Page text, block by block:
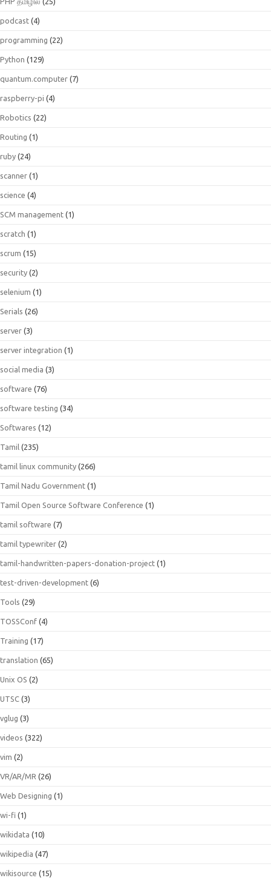
podcast (4)
programming (22)
Python (129)
quantum.computer (7)
raspberry-pi (4)
Robotics (22)
Routing (1)
ruby (24)
scanner (1)
science (4)
SCM management (1)
scratch (1)
scrum (15)
security (2)
selenium (1)
Serials (26)
server (3)
server integration (1)
social media (3)
software (76)
software testing (34)
Softwares (12)
Tamil (235)
tamil linux community (266)
Tamil Nadu Government (1)
Tamil Open Source Software Conference (1)
tamil software (7)
tamil typewriter (2)
tamil-handwritten-papers-donation-project (1)
test-driven-development (6)
Tools (29)
TOSSConf (4)
Training (17)
translation (65)
Unix OS (2)
UTSC (3)
vglug (3)
videos (322)
vim (2)
VR/AR/MR (26)
Web Designing (1)
wi-fi (1)
wikidata (10)
wikipedia (47)
wikisource (15)